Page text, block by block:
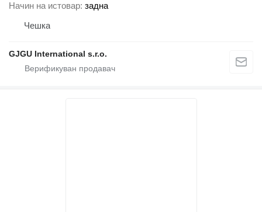
Начин на истовар задна
Чешка
GJGU International s.r.o.